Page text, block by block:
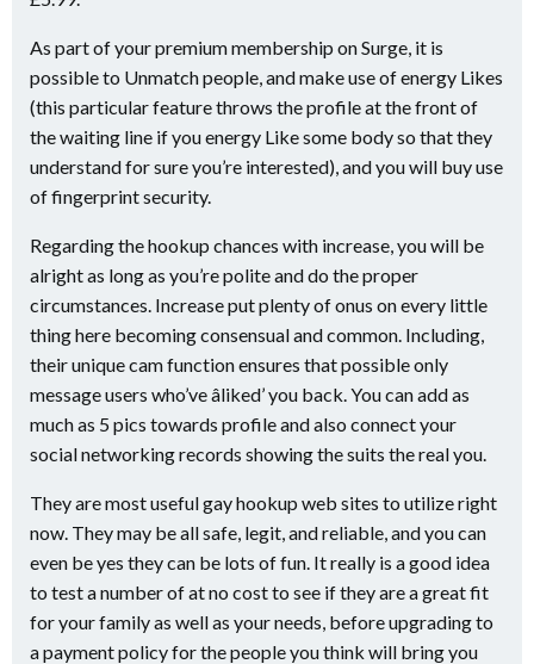
As part of your premium membership on Surge, it is
possible to Unmatch people, and make use of energy Likes
(this particular feature throws the profile at the front of
the waiting line if you energy Like some body so that they
understand for sure you’re interested), and you will buy use
of fingerprint security.
Regarding the hookup chances with increase, you will be
alright as long as you’re polite and do the proper
circumstances. Increase put plenty of onus on every little
thing here becoming consensual and common. Including,
their unique cam function ensures that possible only
message users who’ve âliked’ you back. You can add as
much as 5 pics towards profile and also connect your
social networking records showing the suits the real you.
They are most useful gay hookup web sites to utilize right
now. They may be all safe, legit, and reliable, and you can
even be yes they can be lots of fun. It really is a good idea
to test a number of at no cost to see if they are a great fit
for your family as well as your needs, before upgrading to
a payment policy for the people you think will bring you